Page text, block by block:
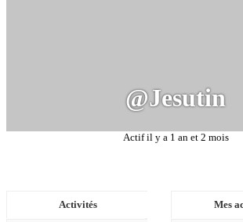
@jesutin
Actif il y a 1 an et 2 mois
Activités Mes